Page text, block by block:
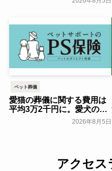
肢。ハワイ永久管理霊園に
ウォール』誕生――散骨後
も手を合わせる場所を提案
～NorthStar Memorial
Group～
一般公開
ペット葬儀
愛猫の葬儀に関する費用は
平均3万2千円に。愛犬の場
合は？ 6年間で変化した実
態を調査：ペット保険「PS
2026年8月5日
アクセス